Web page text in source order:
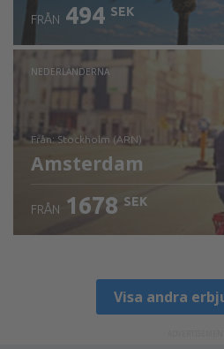
FRÅN 494 SEK
NEDERLÄNDERNA
från: Stockholm (ARN)
Amsterdam
FRÅN 1678 SEK
Visa andra